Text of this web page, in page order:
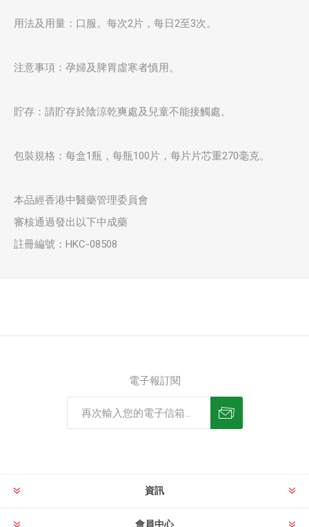
用法及用量：口服。每次2片，每日2至3次。
注意事項：孕婦及脾胃虛寒者慎用。
貯存：請貯存於陰涼乾爽處及兒童不能接觸處。
包裝規格：每盒1瓶，每瓶100片，每片片芯重270毫克。
本品經香港中醫藥管理委員會
審核通過發出以下中成藥
註冊編號：HKC-08508
電子報訂閱
資訊
會員中心